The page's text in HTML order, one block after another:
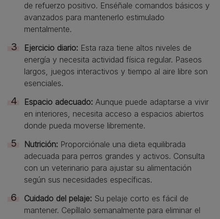
de refuerzo positivo. Enséñale comandos básicos y
avanzados para mantenerlo estimulado
mentalmente.
Ejercicio diario: Esta raza tiene altos niveles de
energía y necesita actividad física regular. Paseos
largos, juegos interactivos y tiempo al aire libre son
esenciales.
Espacio adecuado: Aunque puede adaptarse a vivir
en interiores, necesita acceso a espacios abiertos
donde pueda moverse libremente.
Nutrición: Proporciónale una dieta equilibrada
adecuada para perros grandes y activos. Consulta
con un veterinario para ajustar su alimentación
según sus necesidades específicas.
Cuidado del pelaje: Su pelaje corto es fácil de
mantener. Cepíllalo semanalmente para eliminar el